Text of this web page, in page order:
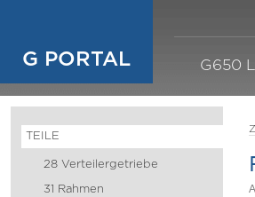
G PORTAL G650
TEILE
28 Verteilergetriebe
31 Rahmen